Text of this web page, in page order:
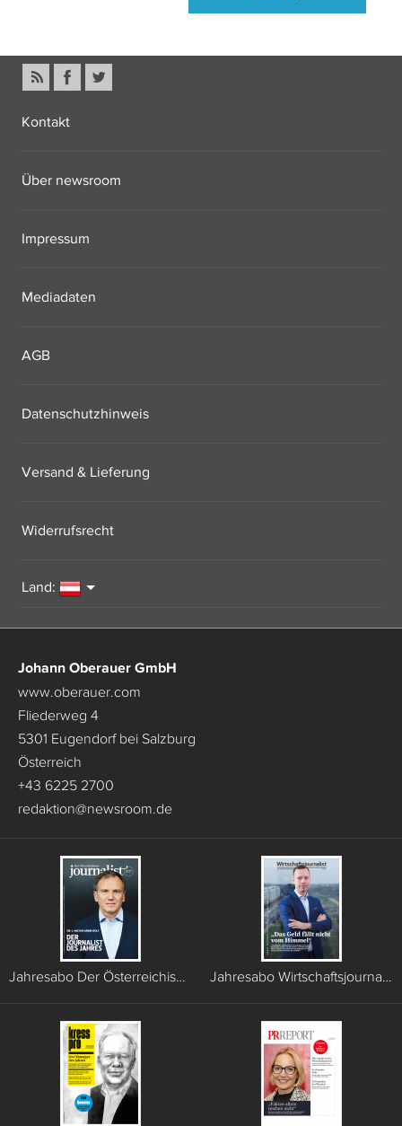
Kontakt
Über newsroom
Impressum
Mediadaten
AGB
Datenschutzhinweis
Versand & Lieferung
Widerrufsrecht
Land:
Johann Oberauer GmbH
www.oberauer.com
Fliederweg 4
5301 Eugendorf bei Salzburg
Österreich
+43 6225 2700
redaktion@newsroom.de
Jahresabo Der Österreichische Journalist (6 Ausgaben) Jahresabo Wirtschaftsjournalist (6 Ausgaben)